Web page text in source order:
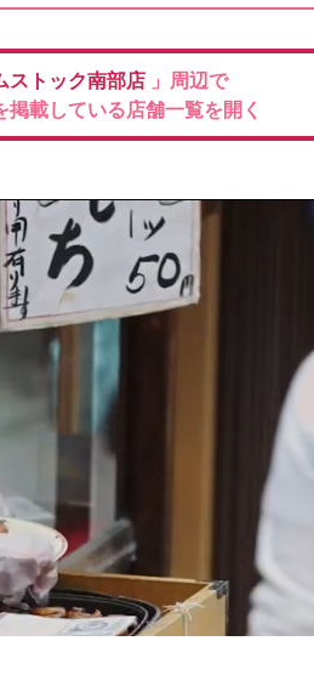
ストック南部店 」周辺で
掲載している店舗一覧を開く